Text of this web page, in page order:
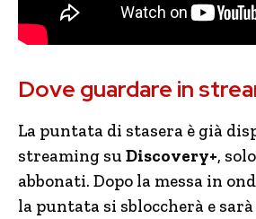
Dove guardare in
La puntata di stasera è già
streaming su Discovery+,
abbonati. Dopo la messa in
la puntata si sbloccherà e